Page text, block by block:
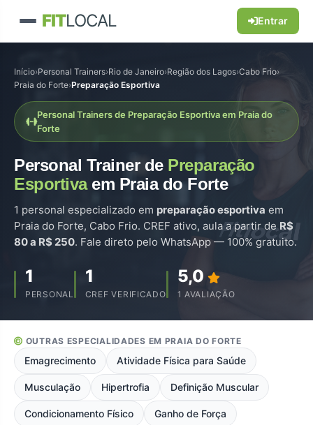
FITLOCAL Entrar
Início›Personal Trainers›Rio de Janeiro›Região dos Lagos›Cabo Frio›
Praia do Forte›Preparação Esportiva
Personal Trainers de Preparação Esportiva em Praia do
Forte
Personal Trainer de Preparação
Esportivaem Praia do Forte
1 personal especializado em preparação esportiva em
Praia do Forte, Cabo Frio. CREF ativo, aula a partir deR$
80 a R$ 250. Fale direto pelo WhatsApp — 100% gratuito.
1
PERSONAL
1
CREF VERIFICADO
5,0
1 AVALIAÇÃO
OUTRAS ESPECIALIDADES EM PRAIA DO FORTE
Emagrecimento Atividade Física para Saúde
Musculação Hipertrofia Definição Muscular
Condicionamento Físico Ganho de Força